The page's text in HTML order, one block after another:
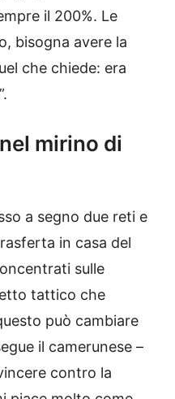
il 200%. Le
bisogna avere la
che chiede: era
mirino di
a segno due reti e
in casa del
sulle
tattico che
può cambiare
il camerunese –
contro la